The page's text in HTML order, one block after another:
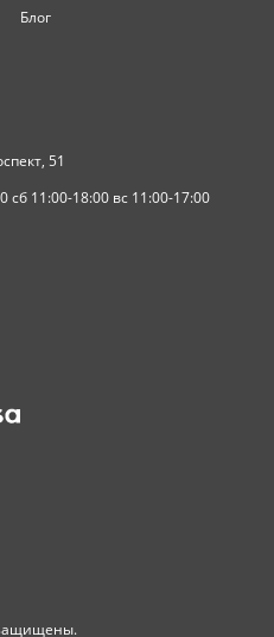
Блог
51
сб 11:00-18:00 вс 11:00-17:00